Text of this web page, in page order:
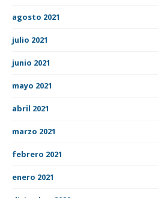
agosto 2021
julio 2021
junio 2021
mayo 2021
abril 2021
marzo 2021
febrero 2021
enero 2021